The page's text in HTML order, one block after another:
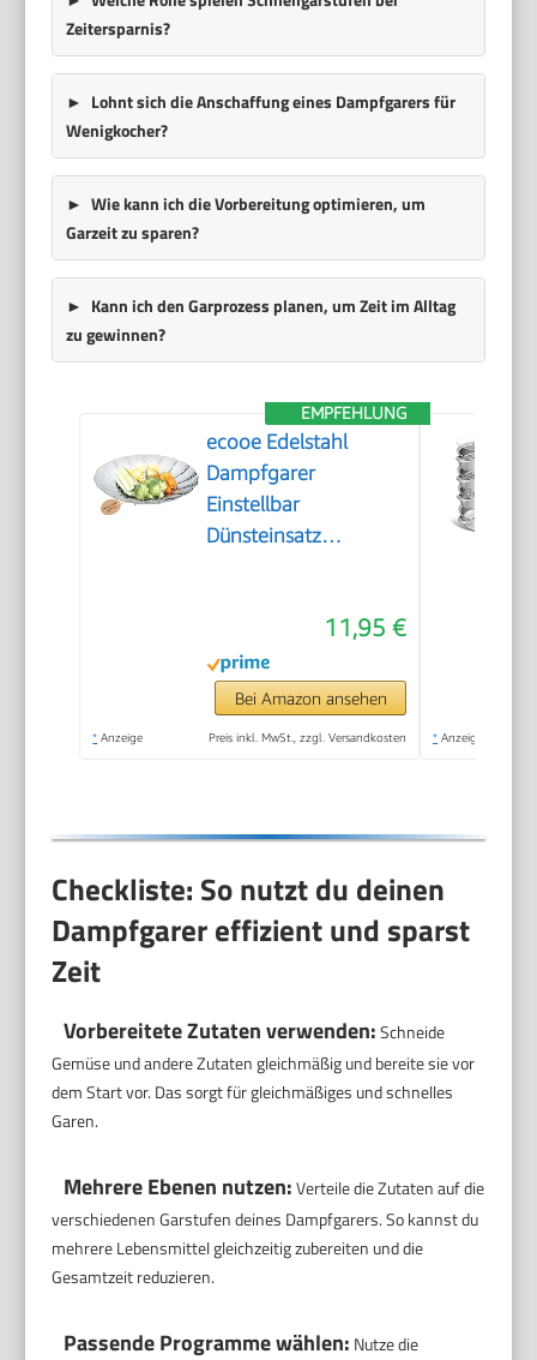
Zeitersparnis?
Lohnt sich die Anschaffung eines Dampfgarers für
Wenigkocher?
Wie kann ich die Vorbereitung optimieren, um
Garzeit zu sparen?
Kann ich den Garprozess planen, um Zeit im Alltag
zu gewinnen?
EMPFEHLUNG
ecooe Edelstahl
Dampfgarer
Einstellbar
Dünsteinsatz
11,95 €
Bei Amazon ansehen
* Anzeige Preis inkl. MwSt., zzgl. Versandkosten * Anzeige
Checkliste: So nutzt du deinen
Dampfgarer effizient und sparst
Zeit
Vorbereitete Zutaten verwenden:Schneide
Gemüse und andere Zutaten gleichmäßig und bereite sie vor
dem Start vor. Das sorgt für gleichmäßiges und schnelles
Garen.
Mehrere Ebenen nutzen:Verteile die Zutaten auf die
verschiedenen Garstufen deines Dampfgarers. So kannst du
mehrere Lebensmittel gleichzeitig zubereiten und die
Gesamtzeit reduzieren.
Passende Programme wählen: Nutze die